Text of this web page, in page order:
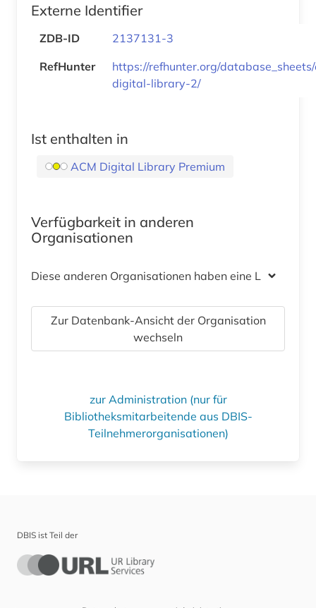
Externe Identifier
ZDB-ID
2137131-3
RefHunter
https://refhunter.org/
digital-library-2/
Ist enthalten in
ACM Digital Library Premium
Verfügbarkeit in anderen
Organisationen
Diese anderen Organisationen haben eine Lizenz
Zur Datenbank-Ansicht der Organisation
wechseln
zur Administration (nur für
Bibliotheksmitarbeitende aus DBIS-
Teilnehmerorganisationen)
DBIS ist Teil der